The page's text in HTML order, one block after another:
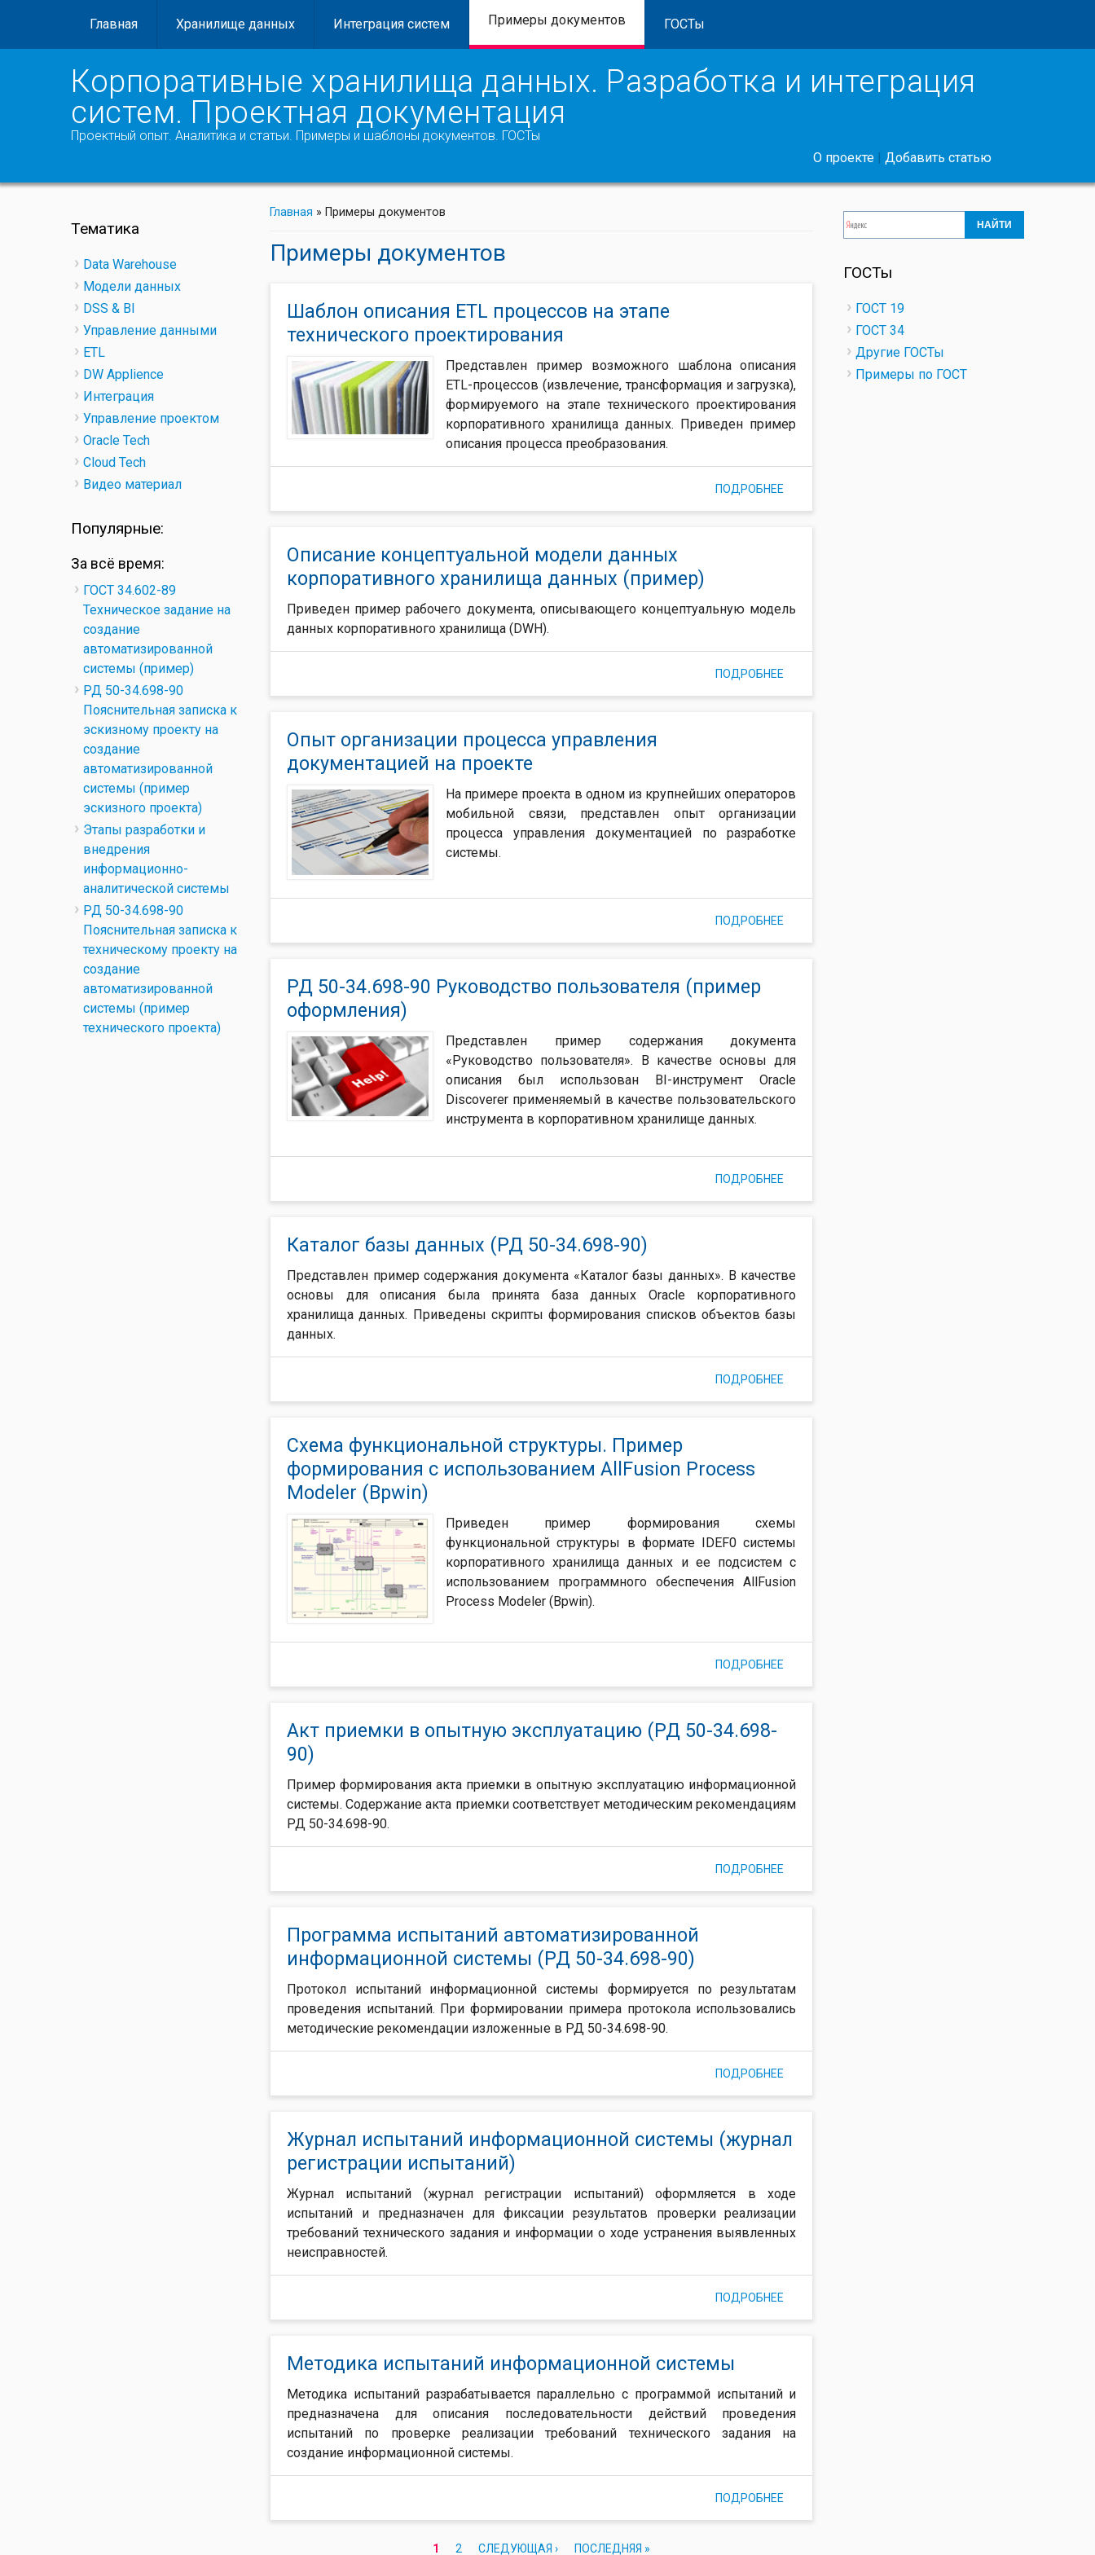
Главная Хранилище данных Интеграция систем Примеры документов ГОСТы
Корпоративные хранилища данных. Разработка и интеграция
систем. Проектная документация
Проектный опыт. Аналитика и статьи. Примеры и шаблоны документов. ГОСТы
О проекте | Добавить статью
Главная » Примеры документов
Примеры документов
Шаблон описания ETL процессов на этапе
технического проектирования
Представлен пример возможного шаблона описания
ETL-процессов (извлечение, трансформация и загрузка),
формируемого на этапе технического проектирования
корпоративного хранилища данных. Приведен пример
описания процесса преобразования.
ПОДРОБНЕЕ
ТЕХНИЧЕСКОГО ПРОЕКТИРОВАНИЯ
Описание концептуальной модели данных
корпоративного хранилища данных (пример)
Приведен пример рабочего документа, описывающего концептуальную модель
данных корпоративного хранилища (DWH).
ПОДРОБНЕЕ
КОРПОРАТИВНОГО ХРАНИЛИЩА ДАННЫХ (ПРИМЕР)
Опыт организации процесса управления
документацией на проекте
На примере проекта в одном из крупнейших операторов
мобильной связи, представлен опыт организации
процесса управления документацией по разработке
системы.
ПОДРОБНЕЕ
ДОКУМЕНТАЦИЕЙ НА ПРОЕКТЕ
РД 50-34.698-90 Руководство пользователя (пример
оформления)
Представлен пример содержания документа
«Руководство пользователя». В качестве основы для
описания был использован BI-инструмент Oracle
Discoverer применяемый в качестве пользовательского
инструмента в корпоративном хранилище данных.
ПОДРОБНЕЕ
(ПРИМЕР ОФОРМЛЕНИЯ)
Каталог базы данных (РД 50-34.698-90)
Представлен пример содержания документа «Каталог базы данных». В качестве
основы для описания была принята база данных Oracle корпоративного
хранилища данных. Приведены скрипты формирования списков объектов базы
данных.
ПОДРОБНЕЕ
Схема функциональной структуры. Пример
формирования с использованием AllFusion Process
Modeler (Bpwin)
Приведен пример формирования схемы
функциональной структуры в формате IDEF0 системы
корпоративного хранилища данных и ее подсистем с
использованием программного обеспечения AllFusion
Process Modeler (Bpwin).
ПОДРОБНЕЕ
ФОРМИРОВАНИЯ С ИСПОЛЬЗОВАНИЕМ ALLFUSION
Акт приемки в опытную эксплуатацию (РД 50-34.698-
90)
Пример формирования акта приемки в опытную эксплуатацию информационной
системы. Содержание акта приемки соответствует методическим рекомендациям
РД 50-34.698-90.
ПОДРОБНЕЕ
34.698-90)
Программа испытаний автоматизированной
информационной системы (РД 50-34.698-90)
Протокол испытаний информационной системы формируется по результатам
проведения испытаний. При формировании примера протокола использовались
методические рекомендации изложенные в РД 50-34.698-90.
ПОДРОБНЕЕ
ИНФОРМАЦИОННОЙ СИСТЕМЫ (РД 50-34.698-90)
Журнал испытаний информационной системы (журнал
регистрации испытаний)
Журнал испытаний (журнал регистрации испытаний) оформляется в ходе
испытаний и предназначен для фиксации результатов проверки реализации
требований технического задания и информации о ходе устранения выявленных
неисправностей.
ПОДРОБНЕЕ
(ЖУРНАЛ РЕГИСТРАЦИИ ИСПЫТАНИЙ)
Методика испытаний информационной системы
Методика испытаний разрабатывается параллельно с программой испытаний и
предназначена для описания последовательности действий проведения
испытаний по проверке реализации требований технического задания на
создание информационной системы.
ПОДРОБНЕЕ
СИСТЕМЫ
1 2 СЛЕДУЮЩАЯ › ПОСЛЕДНЯЯ »
Тематика
Data Warehouse
Модели данных
DSS & BI
Управление данными
ETL
DW Applience
Интеграция
Управление проектом
Oracle Tech
Cloud Tech
Видео материал
Популярные:
За всё время:
ГОСТ 34.602-89
Техническое задание на
создание
автоматизированной
системы (пример)
РД 50-34.698-90
Пояснительная записка к
эскизному проекту на
создание
автоматизированной
системы (пример
эскизного проекта)
Этапы разработки и
внедрения
информационно-
аналитической системы
РД 50-34.698-90
Пояснительная записка к
техническому проекту на
создание
автоматизированной
системы (пример
технического проекта)
ГОСТы
ГОСТ 19
ГОСТ 34
Другие ГОСТы
Примеры по ГОСТ